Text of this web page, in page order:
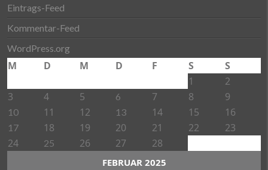
Eintrags-Feed
Kommentar-Feed
WordPress.org
FEBRUAR 2025
M D M D F S
S
1
2
3
4 5 6 7 8 9
10 11 12 13 14 15 16
17 18 19 20 21 22
23
24
25 26 27 28